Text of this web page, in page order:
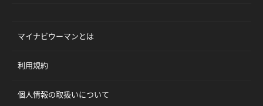
マイナビウーマンとは
利用規約
個人情報の取扱いについて